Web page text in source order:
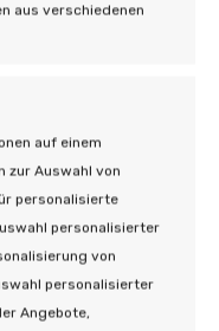
aus verschiedenen
auf einem
zur Auswahl von
personalisierte
personalisierter
von
personalisierter
Angebote,